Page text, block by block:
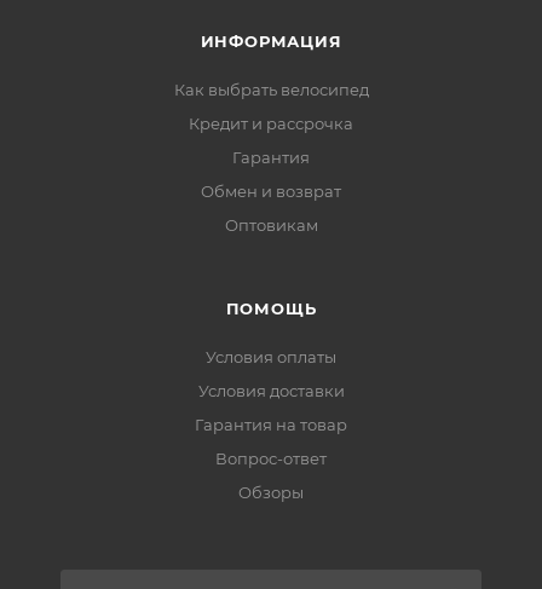
ИНФОРМАЦИЯ
Как выбрать велосипед
Кредит и рассрочка
Гарантия
Обмен и возврат
Оптовикам
ПОМОЩЬ
Условия оплаты
Условия доставки
Гарантия на товар
Вопрос-ответ
Обзоры